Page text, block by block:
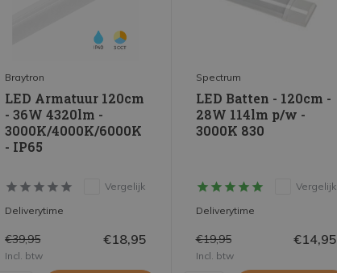
Braytron
LED Armatuur 120cm
- 36W 4320lm -
3000K/4000K/6000K
- IP65
Vergelijk
Deliverytime
€39,95 €18,95
Incl. btw
Spectrum
LED Batten - 120cm -
28W 114lm p/w -
3000K 830
Vergelijk
Deliverytime
€19,95 €14,95
Incl. btw